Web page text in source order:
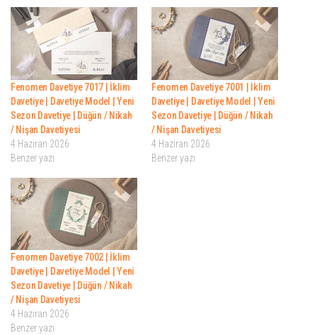
Fenomen Davetiye 7017 | İklim
Davetiye | Davetiye Model | Yeni
Sezon Davetiye | Düğün / Nikah
/ Nişan Davetiyesi
4 Haziran 2026
Benzer yazı
Fenomen Davetiye 7001 | İklim
Davetiye | Davetiye Model | Yeni
Sezon Davetiye | Düğün / Nikah
/ Nişan Davetiyesi
4 Haziran 2026
Benzer yazı
Fenomen Davetiye 7002 | İklim
Davetiye | Davetiye Model | Yeni
Sezon Davetiye | Düğün / Nikah
/ Nişan Davetiyesi
4 Haziran 2026
Benzer yazı